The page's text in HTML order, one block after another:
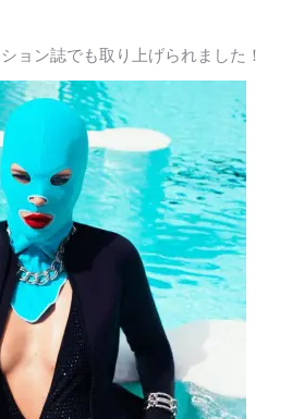
ョン誌でも取り上げられました！